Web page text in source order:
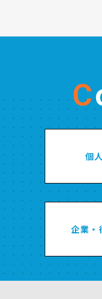
個
企業・